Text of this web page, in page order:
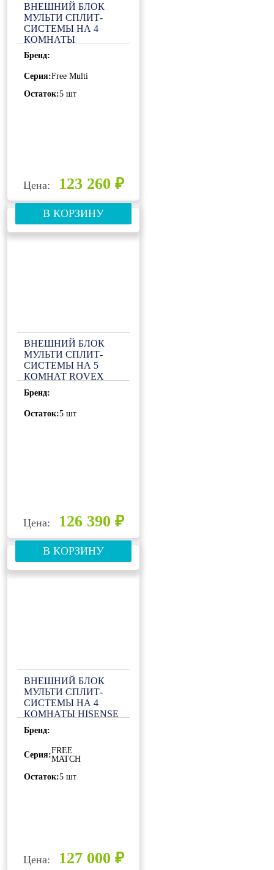
ВНЕШНИЙ БЛОК
МУЛЬТИ СПЛИТ-
СИСТЕМЫ НА 4
КОМНАТЫ
GENERAL CLIMATE
FREE MULTI 2 GU-
M4E28H32
Бренд:
Серия:Free Multi
Остаток:5 шт
Цена: 123 260 ₽
В КОРЗИНУ
ВНЕШНИЙ БЛОК
МУЛЬТИ СПЛИТ-
СИСТЕМЫ НА 5
КОМНАТ ROVEX
5M45UIHA1
Бренд:
Остаток:5 шт
Цена: 126 390 ₽
В КОРЗИНУ
ВНЕШНИЙ БЛОК
МУЛЬТИ СПЛИТ-
СИСТЕМЫ НА 4
КОМНАТЫ HISENSE
FREE MATCH AMW4-
27U4RJC
Бренд:
Серия:FREE
MATCH
Остаток:5 шт
Цена: 127 000 ₽